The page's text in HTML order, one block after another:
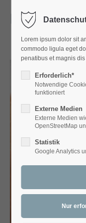
Login
Benutzername
Passwort
Anmelden
Support
Lorem ipsum dolor
Lorem ipsum dolor sit
commodo ligula eget
penatibus et magnis
Erforderlich*
Notwendige
funktioniert
Externe Medien
Externe Medien
OpenStreetMap
Statistik
Google Analytics